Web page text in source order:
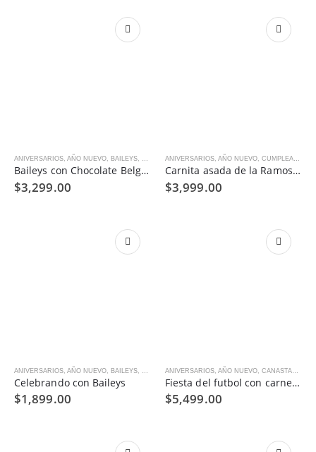
ANIVERSARIOS, AÑO NUEVO, BAILEYS, COMPRAR POR OCASIÓN,CUMPLEAÑOS,DULCES Y
Baileys con Chocolate Belga para celebrar
$3,299.00
ANIVERSARIOS, AÑO NUEVO, CUMPLEAÑOS
Carnita asada de la Ramos para disfrutar
$3,999.00
ANIVERSARIOS AÑO NUEVO BAILEYS CUMPLEAÑOS,DÍA DE LAS MADRES ,NAVIDAD,
Celebrando con Baileys
$1,899.00
ANIVERSARIOS AÑO NUEVO CANASTAS DE REGALO
Fiesta del futbol con carne asada para disfrutar
$5,499.00